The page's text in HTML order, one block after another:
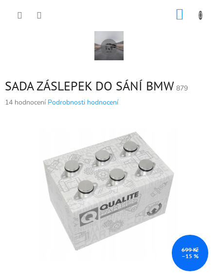
SADA ZÁSLEPEK DO SÁNÍ BMW 879
Průměrné
14 hodnocení Podrobnosti hodnocení
699 Kč
–15 %